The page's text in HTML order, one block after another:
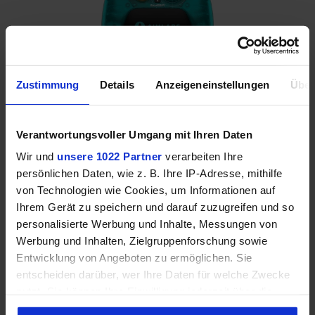
Zustimmung Details Anzeigeneinstellungen
Verantwortungsvoller Umgang mit Ihren Daten
Wir und unsere 1022 Partner verarbeiten Ihre
persönlichen Daten, wie z. B. Ihre IP-Adresse, mithilfe
von Technologien wie Cookies, um Informationen auf
Ihrem Gerät zu speichern und darauf zuzugreifen und so
personalisierte Werbung und Inhalte, Messungen von
Werbung und Inhalten, Zielgruppenforschung sowie
Entwicklung von Angeboten zu ermöglichen. Sie
entscheiden darüber, wer Ihre Daten für welche Zwecke
Cookie-Erklärung oder durch Klicken auf das Privacy
5. Bester E-Sport-Controller:
GameSir G7 Pro 8K
Wenn du einen E-Sport-Controller suchst, dann
kommt es meist auf kleinste Nuancen
an, die dir
einen Vorteil bieten. Deshalb ist unsere Wahl auf
den
GameSir G7 Pro 8Kgefallen, der alle
Eigenschaften des G7 Pro
mit sich bringt und noch
mehr.